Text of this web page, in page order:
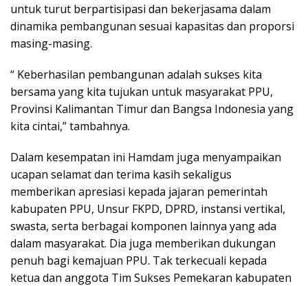
untuk turut berpartisipasi dan bekerjasama dalam
dinamika pembangunan sesuai kapasitas dan proporsi
masing-masing.
“ Keberhasilan pembangunan adalah sukses kita
bersama yang kita tujukan untuk masyarakat PPU,
Provinsi Kalimantan Timur dan Bangsa Indonesia yang
kita cintai,” tambahnya.
Dalam kesempatan ini Hamdam juga menyampaikan
ucapan selamat dan terima kasih sekaligus
memberikan apresiasi kepada jajaran pemerintah
kabupaten PPU, Unsur FKPD, DPRD, instansi vertikal,
swasta, serta berbagai komponen lainnya yang ada
dalam masyarakat. Dia juga memberikan dukungan
penuh bagi kemajuan PPU. Tak terkecuali kepada
ketua dan anggota Tim Sukses Pemekaran kabupaten